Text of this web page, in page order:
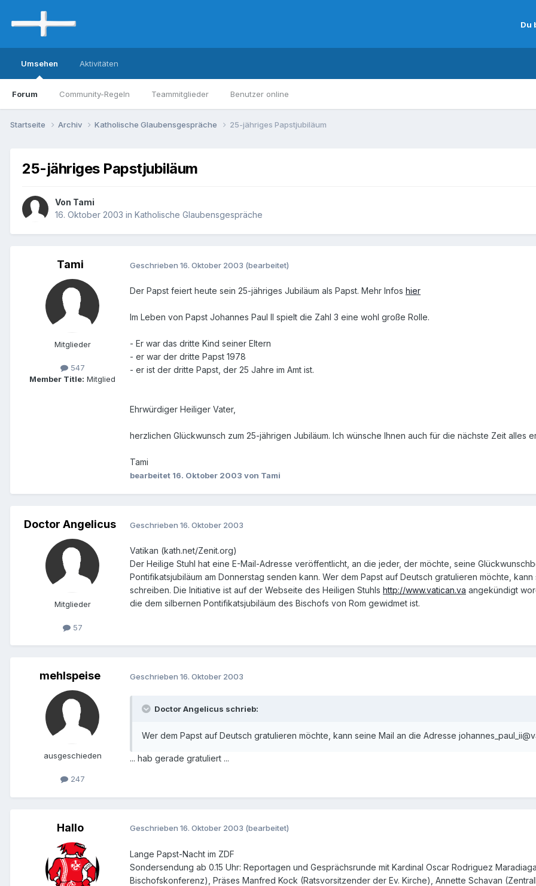
Du
Umsehen
Forum Community-Regeln Teammitglieder Benutzer online
Aktivitäten
Startseite Archiv Katholische Glaubensgespräche 25-jähriges Papstjubiläum
25-jähriges Papstjubiläum
Von Tami
16. Oktober 2003 in Katholische Glaubensgespräche
Tami
Mitglieder
547
Member Title: Mitglied
Geschrieben 16. Oktober 2003 (bearbeitet)
Der Papst feiert heute sein 25-jähriges Jubiläum als Papst. Mehr Infos hier
Im Leben von Papst Johannes Paul II spielt die Zahl 3 eine wohl große Rolle.
- Er war das dritte Kind seiner Eltern
- er war der dritte Papst 1978
- er ist der dritte Papst, der 25 Jahre im Amt ist.
Ehrwürdiger Heiliger Vater,
herzlichen Glückwunsch zum 25-jährigen Jubiläum. Ich wünsche Ihnen auch für die nächste Zeit alles
Tami
bearbeitet 16. Oktober 2003 von Tami
Doctor Angelicus
Mitglieder
57
Geschrieben 16. Oktober 2003
Vatikan (kath.net/Zenit.org)
Der Heilige Stuhl hat eine E-Mail-Adresse veröffentlicht, an die jeder, der möchte, seine
Pontifikatsjubiläum am Donnerstag senden kann. Wer dem Papst auf Deutsch gratulieren möchte,
schreiben. Die Initiative ist auf der Webseite des Heiligen Stuhls http://www.vatican.va angekündigt
die dem silbernen Pontifikatsjubiläum des Bischofs von Rom gewidmet ist.
mehlspeise
ausgeschieden
247
Geschrieben 16. Oktober 2003
Doctor Angelicus schrieb:
Wer dem Papst auf Deutsch gratulieren möchte, kann seine Mail an die Adresse
... hab gerade gratuliert ...
Hallo Geschrieben 16. Oktober 2003 (bearbeitet)
Lange Papst-Nacht im ZDF
Sondersendung ab 0.15 Uhr: Reportagen und Gesprächsrunde mit Kardinal Oscar Rodriguez
Bischofskonferenz), Präses Manfred Kock (Ratsvorsitzender der Ev. Kirche), Annette Schavan